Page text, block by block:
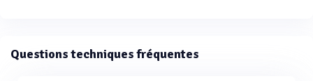
Questions techniques fréquentes